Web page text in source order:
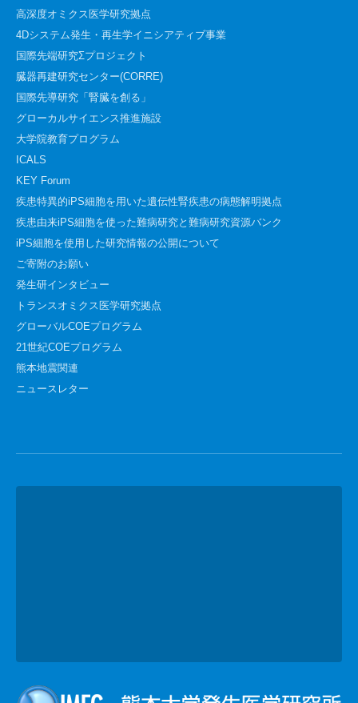
高深度オミクス医学研究拠点
4Dシステム発生・再生学イニシアティブ事業
国際先端研究Σプロジェクト
臓器再建研究センター(CORRE)
国際先導研究「腎臓を創る」
グローカルサイエンス推進施設
大学院教育プログラム
ICALS
KEY Forum
疾患特異的iPS細胞を用いた遺伝性腎疾患の病態解明拠点
疾患由来iPS細胞を使った難病研究と難病研究資源バンク
iPS細胞を使用した研究情報の公開について
ご寄附のお願い
発生研インタビュー
トランスオミクス医学研究拠点
グローバルCOEプログラム
21世紀COEプログラム
熊本地震関連
ニュースレター